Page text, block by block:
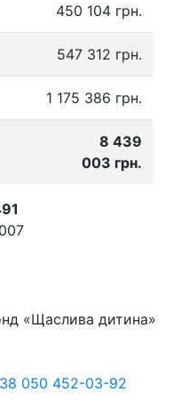
450 104 грн.
547 312 грн.
1 175 386 грн.
8 439
003 грн.
«Щаслива дитина»
050 452-03-92